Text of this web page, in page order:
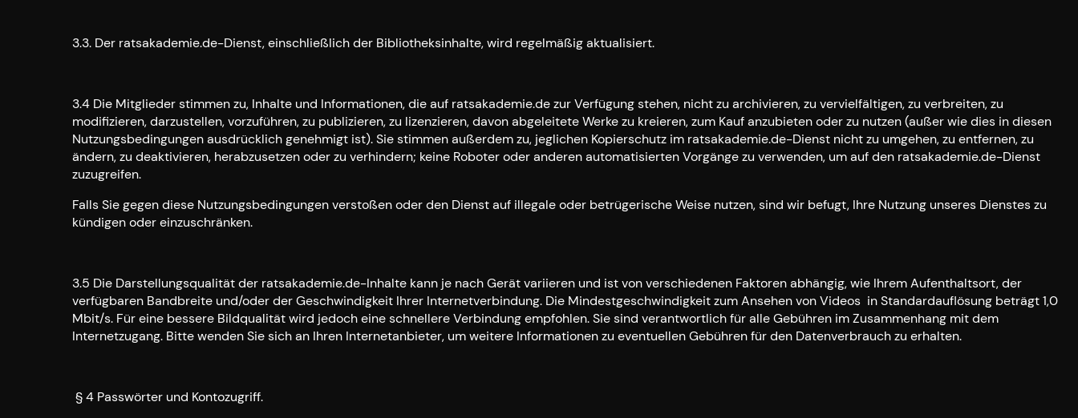
3.3. Der ratsakademie.de-Dienst, einschließlich der Bibliotheksinhalte, wird regelmäßig aktualisiert.
3.4 Die Mitglieder stimmen zu, Inhalte und Informationen, die auf ratsakademie.de zur Verfügung stehen, nicht zu archivieren, zu vervielfältigen, zu verbreiten, zu
modifizieren, darzustellen, vorzuführen, zu publizieren, zu lizenzieren, davon abgeleitete Werke zu kreieren, zum Kauf anzubieten oder zu nutzen (außer wie dies in diesen
Nutzungsbedingungen ausdrücklich genehmigt ist). Sie stimmen außerdem zu, jeglichen Kopierschutz im ratsakademie.de-Dienst nicht zu umgehen, zu entfernen, zu
ändern, zu deaktivieren, herabzusetzen oder zu verhindern; keine Roboter oder anderen automatisierten Vorgänge zu verwenden, um auf den ratsakademie.de-Dienst
zuzugreifen.
Falls Sie gegen diese Nutzungsbedingungen verstoßen oder den Dienst auf illegale oder betrügerische Weise nutzen, sind wir befugt, Ihre Nutzung unseres Dienstes zu
kündigen oder einzuschränken.
3.5 Die Darstellungsqualität der ratsakademie.de-Inhalte kann je nach Gerät variieren und ist von verschiedenen Faktoren abhängig, wie Ihrem Aufenthaltsort, der
verfügbaren Bandbreite und/oder der Geschwindigkeit Ihrer Internetverbindung. Die Mindestgeschwindigkeit zum Ansehen von Videos in Standardauflösung beträgt 1,0
Mbit/s. Für eine bessere Bildqualität wird jedoch eine schnellere Verbindung empfohlen. Sie sind verantwortlich für alle Gebühren im Zusammenhang mit dem
Internetzugang. Bitte wenden Sie sich an Ihren Internetanbieter, um weitere Informationen zu eventuellen Gebühren für den Datenverbrauch zu erhalten.
§ 4 Passwörter und Kontozugriff.